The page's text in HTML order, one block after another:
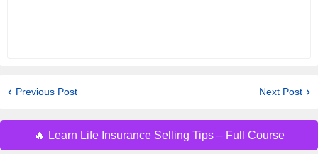
Previous Post Next Post
🔥 Learn Life Insurance Selling Tips – Full Course